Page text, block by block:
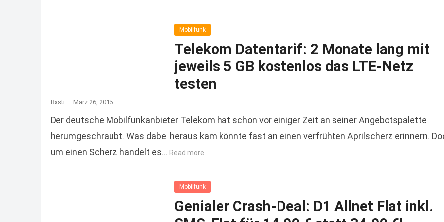
Mobilfunk
Telekom Datentarif: 2 Monate lang mit
jeweils 5 GB kostenlos das LTE-Netz
testen
Basti · März 26, 2015
Der deutsche Mobilfunkanbieter Telekom hat schon vor einiger Zeit an seiner Angebotspalette
herumgeschraubt. Was dabei heraus kam könnte fast an einen verfrühten Aprilscherz erinnern.
um einen Scherz handelt es… Read more
Mobilfunk
Genialer Crash-Deal: D1 Allnet Flat inkl.